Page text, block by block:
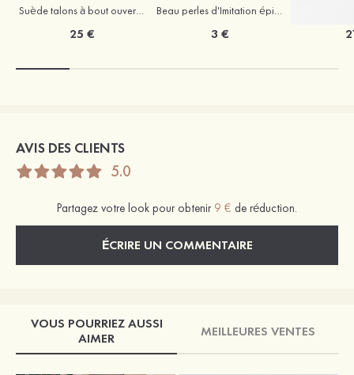
Suède talons à bout ouvert sandales talon bottier chaussures pour les soirées
25 €
Beau perles d'Imitation épingles à cheveux coiffe
3 €
AVIS DES CLIENTS
5.0
Partagez votre look pour obtenir 9 € de réduction.
ÉCRIRE UN COMMENTAIRE
VOUS POURRIEZ AUSSI
AIMER
MEILLEURES VENTES